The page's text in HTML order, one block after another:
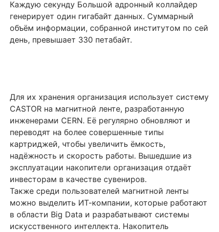
Каждую секунду Большой адронный коллайдер
генерирует один гигабайт данных. Суммарный
объём информации, собранной институтом по сей
день, превышает 330 петабайт.
Для их хранения организация использует систему
CASTOR на магнитной ленте, разработанную
инженерами CERN. Её регулярно обновляют и
переводят на более совершенные типы
картриджей, чтобы увеличить ёмкость,
надёжность и скорость работы. Вышедшие из
эксплуатации накопители организация отдаёт
инвесторам в качестве сувениров.
Также среди пользователей магнитной ленты
можно выделить ИТ-компании, которые работают
в области Big Data и разрабатывают системы
искусственного интеллекта. Накопитель